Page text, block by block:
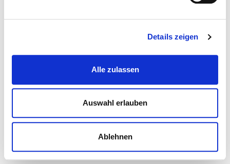
Details zeigen
Alle zulassen
Auswahl erlauben
Ablehnen